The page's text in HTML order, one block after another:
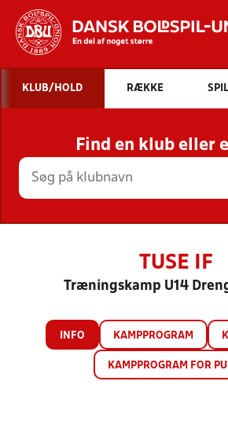
STILLINGER, RESULTATER,
HOLD
KLUB/HOLD RÆKKE
Find en klub eller
TUSE IF
Træningskamp U14
INFO KAMPPROGRAM
KAMPPROGRAM FOR